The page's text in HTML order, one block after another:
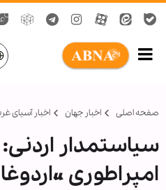
صفحه اصلی اخبار جهان اخبار آسیای
سیاستمدار
امپراطوری